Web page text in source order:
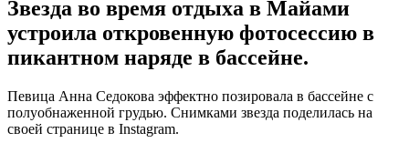
Звезда во время отдыха в Майами
устроила откровенную фотосессию в
пикантном наряде в бассейне.
Певица Анна Седокова эффектно позировала в бассейне с
полуобнаженной грудью. Снимками звезда поделилась на
своей странице в Instagram.